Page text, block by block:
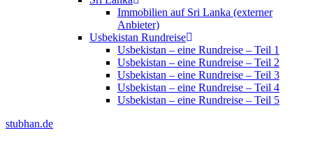
Immobilien auf Sri Lanka (externer
Anbieter)
Usbekistan Rundreise
Usbekistan – eine Rundreise – Teil 1
Usbekistan – eine Rundreise – Teil 2
Usbekistan – eine Rundreise – Teil 3
Usbekistan – eine Rundreise – Teil 4
Usbekistan – eine Rundreise – Teil 5
stubhan.de